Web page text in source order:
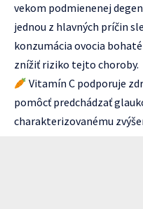
vekom podmienenej
jednou z hlavných príčin
konzumácia ovocia
znížiť riziko tejto choroby.
Vitamín C podporuje
pomôcť predchádzať
charakterizovanému